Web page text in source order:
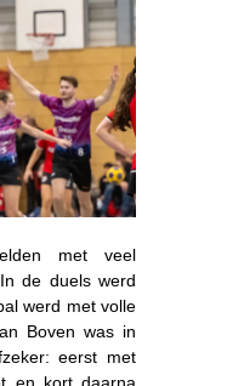
met veel
de duels werd
werd met volle
Boven was in
eerst met
en kort daarna